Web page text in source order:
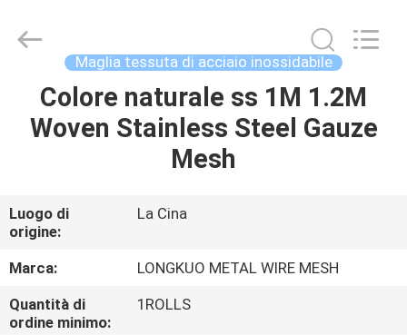
CASA
VIDEO
CHI
SIAMO
Enterprise
Management
Maglia tessuta di acciaio inossidabile
Colore naturale ss 1M 1.2M
Woven Stainless Steel Gauze
Mesh
Luogo di
origine:
La Cina
Marca:
LONGKUO METAL WIRE MESH
Quantità di
ordine minimo:
1ROLLS